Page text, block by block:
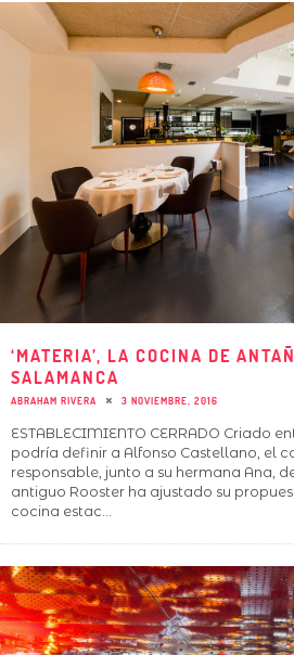
‘MATERIA’, LA COCINA DE
SALAMANCA
ABRAHAM RIVERA 3 NOVIEMBRE, 2016
ESTABLECIMIENTO CERRADO Criado
podría definir a Alfonso Castellano, el
responsable, junto a su hermana Ana,
antiguo Rooster ha ajustado su
cocina estac